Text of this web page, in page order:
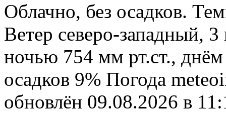
Облачно, без осадков.
Ветер северо-западный,
ночью 754 мм рт.ст.,
осадков 9% Погода
обновлён 09.08.2026 в